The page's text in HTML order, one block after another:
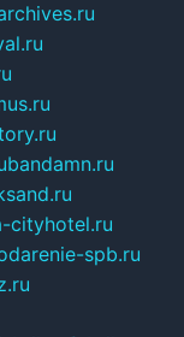
bandamn.ru
cityhotel.ru
spb.ru